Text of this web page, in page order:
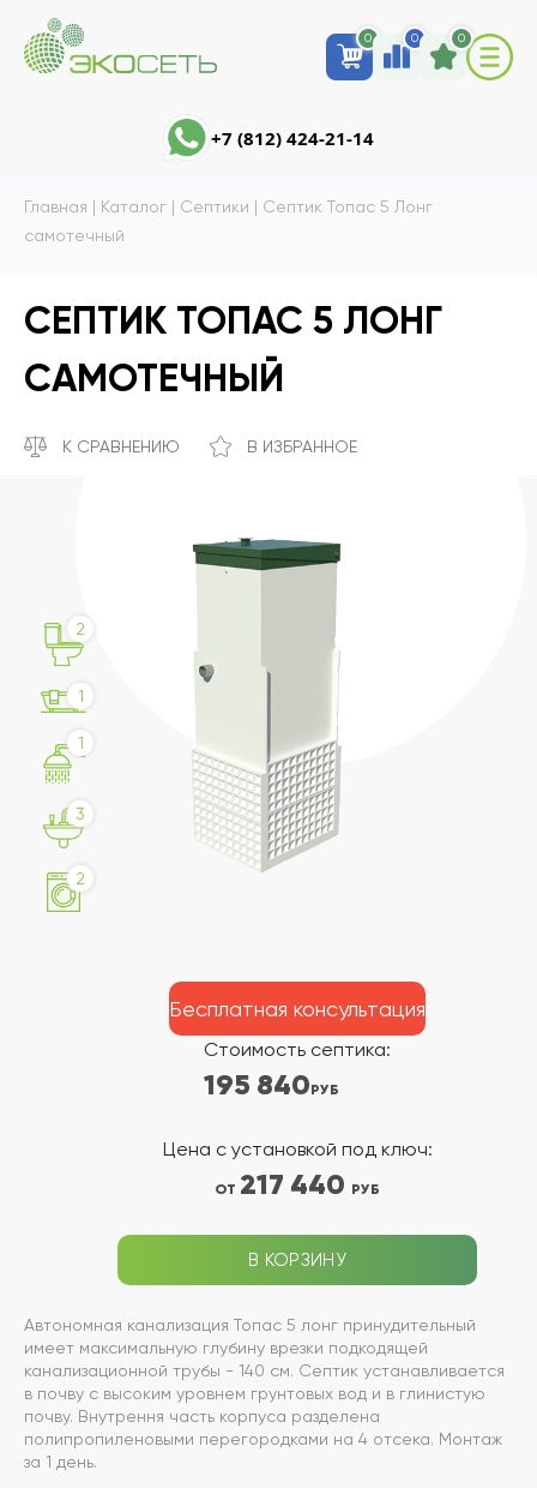
0 0 0
+7 (812) 424-21-14
Главная | Каталог | Септики | Септик Топас 5 Лонг
самотечный
СЕПТИК ТОПАС 5 ЛОНГ
САМОТЕЧНЫЙ
К СРАВНЕНИЮ В ИЗБРАННОЕ
2
1
1
3
2
Стоимость септика:
195 840РУБ
Цена с установкой под ключ:
ОТ 217 440 РУБ
В КОРЗИНУ
Бесплатная консультация
Автономная канализация Топас 5 лонг принудительный
имеет максимальную глубину врезки подкодящей
канализационной трубы - 140 см. Септик устанавливается
в почву с высоким уровнем грунтовых вод и в глинистую
почву. Внутрення часть корпуса разделена
полипропиленовыми перегородками на 4 отсека. Монтаж
за 1 день.